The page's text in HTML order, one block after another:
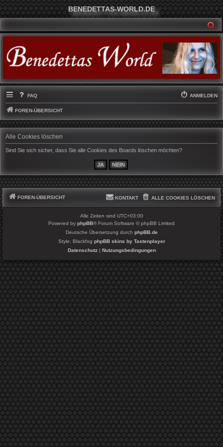
BENEDETTAS-WORLD.DE
FAQ ANMELDEN
FOREN-ÜBERSICHT
Alle Cookies löschen
Sind Sie sich sicher, dass Sie alle Cookies des Boards löschen möchten?
FOREN-ÜBERSICHT ALLE COOKIES LÖSCHEN
KONTAKT
Alle Zeiten sind UTC+03:00
Powered by phpBB® Forum Software © phpBB Limited
Deutsche Übersetzung durch phpBB.de
Style: Blackfog phpBB skins by Tastenplayer
Datenschutz| Nutzungsbedingungen